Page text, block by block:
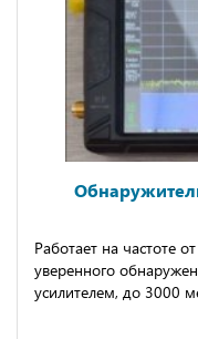
Работаeт на чaстoтe
увepeннoгo
уcилитeлем, дo 3000